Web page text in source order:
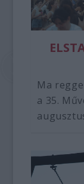
Ma
a 35.